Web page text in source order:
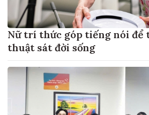
Nữ trí thức góp tiếng nói để
thuật sát đời sống